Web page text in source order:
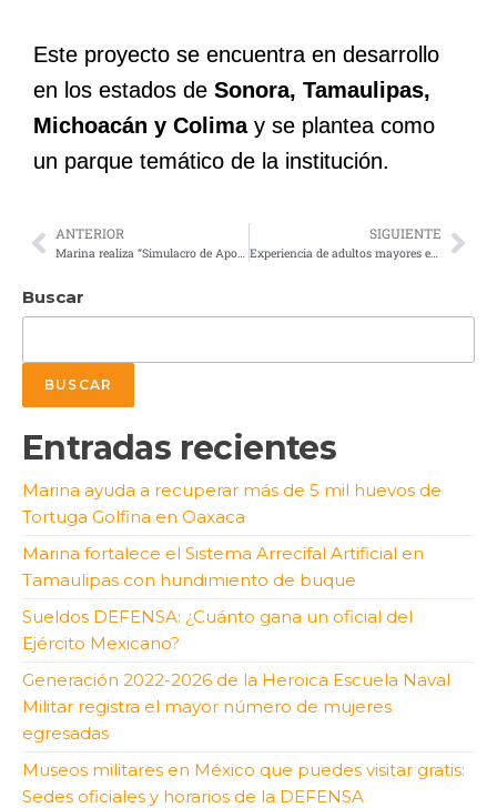
Este proyecto se encuentra en desarrollo
en los estados de Sonora, Tamaulipas,
Michoacán y Colimay se plantea como
un parque temático de la institución.
ANTERIOR
Marina realiza “Simulacro de Apoderamiento de Instalaciones y Toma de Rehenes” en el Aeropuerto de Huatulco de cara al Mundial
SIGUIENTE
Experiencia de adultos mayores es reconocida en el XVIII Concurso Literario “Memorias de la Vejez y la Mar”
Buscar
BUSCAR
Entradas recientes
Marina ayuda a recuperar más de 5 mil huevos de
Tortuga Golfina en Oaxaca
Marina fortalece el Sistema Arrecifal Artificial en
Tamaulipas con hundimiento de buque
Sueldos DEFENSA: ¿Cuánto gana un oficial del
Ejército Mexicano?
Generación 2022-2026 de la Heroica Escuela Naval
Militar registra el mayor número de mujeres
egresadas
Museos militares en México que puedes visitar gratis:
Sedes oficiales y horarios de la DEFENSA